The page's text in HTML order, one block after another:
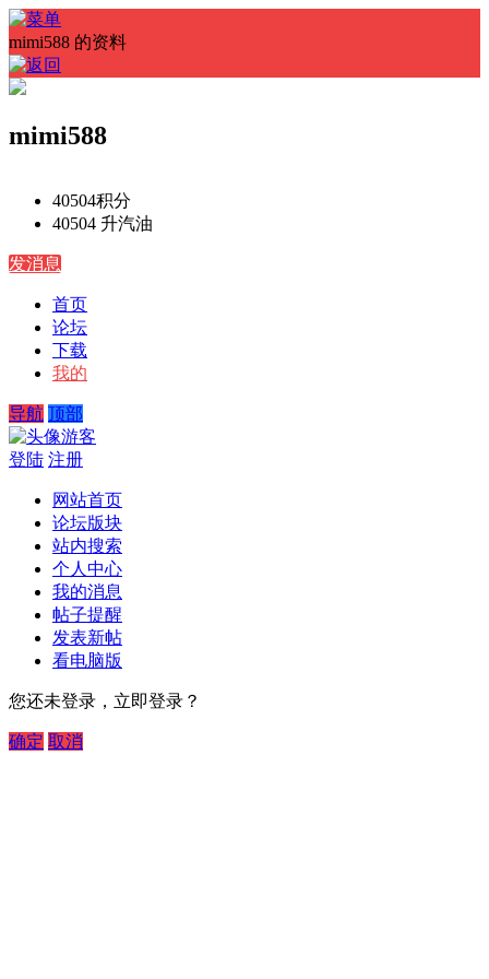
mimi588 的资料
mimi588
40504积分
40504 升汽油
发消息
首页
论坛
下载
我的
导航 顶部
游客
登陆 注册
网站首页
论坛版块
站内搜索
个人中心
我的消息
帖子提醒
发表新帖
看电脑版
您还未登录，立即登录？
确定 取消